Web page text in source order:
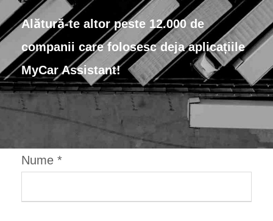
A lătură-te altorpeste 12.000 de
companii care folosescdeja aplicațiile
MyCar Assistant!
Nume *